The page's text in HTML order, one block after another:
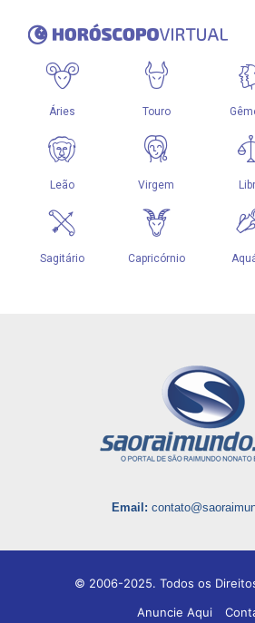
Email:
© 2006-2025. Todos os
Anuncie Aqui